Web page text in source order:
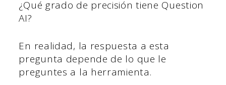
¿Qué grado de precisión tiene Question
AI?
En realidad, la respuesta a esta
pregunta depende de lo que le
preguntes a la herramienta.